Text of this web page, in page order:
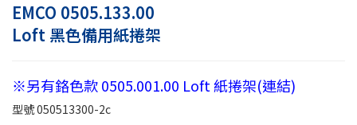
EMCO 0505.133.00
Loft 黑色備用紙捲架
※另有鉻色款 0505.001.00 Loft 紙捲架(連結)
型號050513300-2c